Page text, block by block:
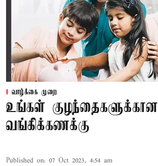
வாழ்க்கை முறை
உங்கள் குழந்தைகளுக்கான
வங்கிக்கணக்கு
Published on: 07 Oct 2023, 4:54 am